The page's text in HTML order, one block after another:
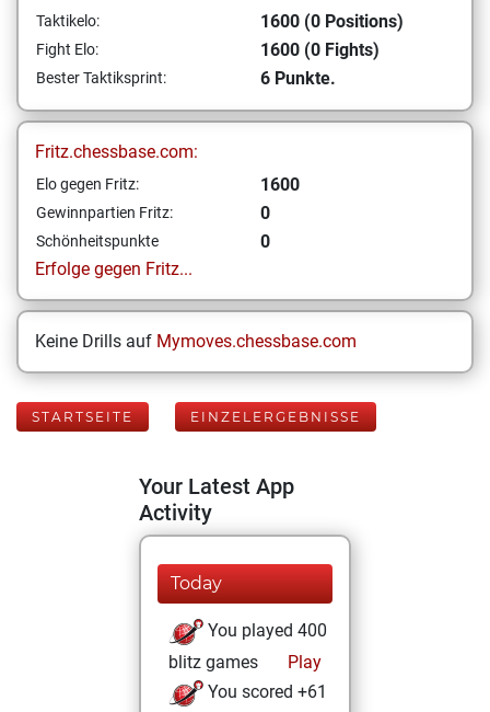
Taktikelo: 1600 (0 Positions)
Fight Elo: 1600 (0 Fights)
Bester Taktiksprint: 6 Punkte.
Fritz.chessbase.com:
Elo gegen Fritz: 1600
Gewinnpartien Fritz: 0
Schönheitspunkte
0
Erfolge gegen Fritz...
Keine Drills auf Mymoves.chessbase.com
STARTSEITE EINZELERGEBNISSE
Your Latest App
Activity
Today
You played 400
blitz games
Play
You scored +61